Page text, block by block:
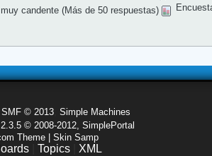
candente (Más de 50 respuestas)
SMF © 2013 Simple Machines
© 2008-2012, SimplePortal
Theme | Skin Samp
Topics XML